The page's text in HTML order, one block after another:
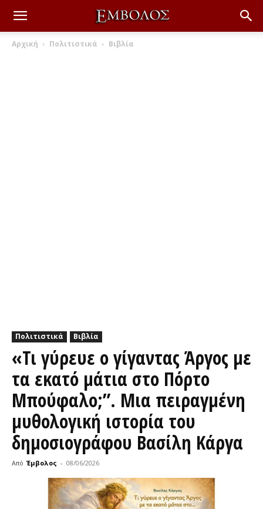
Αρχική Πολιτιστικά Βιβλία
Πολιτιστικά Βιβλία
«Τι γύρευε ο γίγαντας Άργος με
τα εκατό μάτια στο Πόρτο
Μπούφαλο;”. Μια πειραγμένη
μυθολογική ιστορία του
δημοσιογράφου Βασίλη Κάργα
Από Έμβολος - 08/06/2026